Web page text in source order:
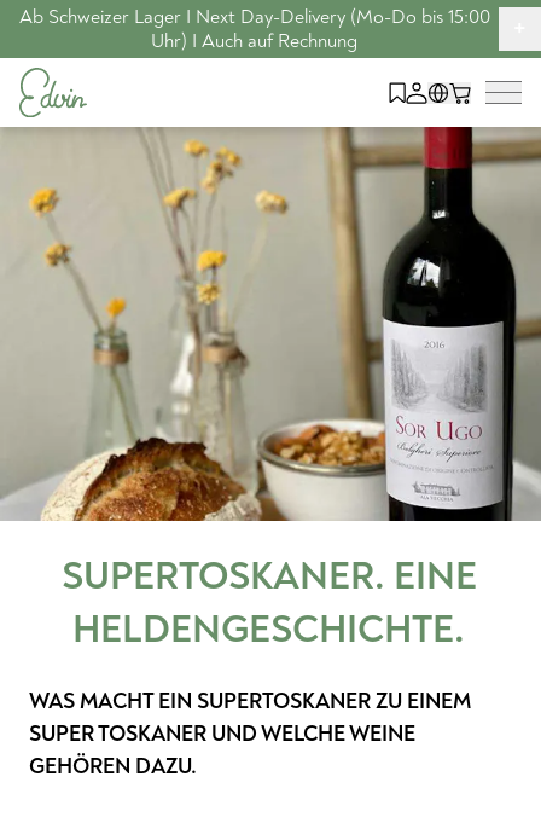
Ab Schweizer Lager I Next Day-Delivery (Mo-Do bis 15:00
Uhr) I Auch auf Rechnung
SUPERTOSKANER. EINE
HELDENGESCHICHTE.
WAS MACHT EIN SUPERTOSKANER ZU EINEM
SUPER TOSKANER UND WELCHE WEINE
GEHÖREN DAZU.